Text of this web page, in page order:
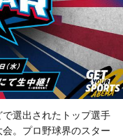
選出されたトップ選手
。プロ野球界のスター